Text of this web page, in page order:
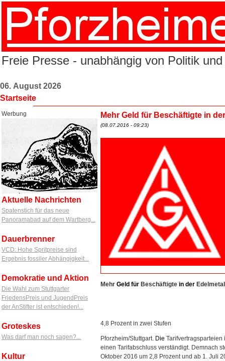
Freie Presse - unabhängig von Politik
06. August 2026
Startseite
Werbung
Aktuelle Nachrichten
Spatenstich für das neue
Panoramabad auf dem Wartberg...
Dauerbrenner
VCD: Hohe Spritpreise sind
Ergebnis fossiler Abhängigkeit...
Demokratie und Aktion
Die Wahl zum Stuttgarter
FriedensPreis und JugendPreis
der AnStifter ist entschieden!...
Groteskes
Was darf man noch sagen?...
Kultur
Mehr Geld für Beschäftigte in
(08.07.2016 - 09:23)
Mehr Geld für Beschäftigte in der
4,8 Prozent in zwei Stufen
Pforzheim/Stuttgart. Die
einen Tarifabschluss verständigt. Demnach
Oktober 2016 um 2,8 Prozent und ab 1. Juli